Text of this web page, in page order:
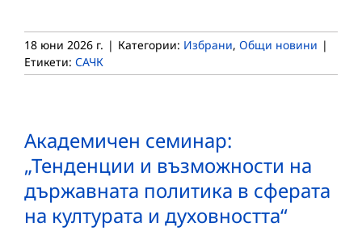
18 юни 2026 г. | Категории: Избрани, Общи новини |
Етикети: САЧК
Академичен семинар:
„Тенденции и възможности на
държавната политика в сферата
на културата и духовността“